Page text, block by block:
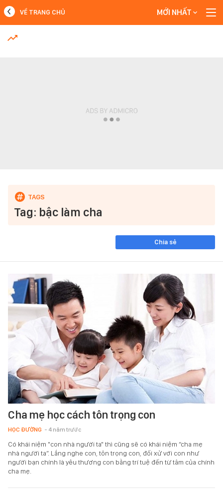
MỚI NHẤT
VỀ TRANG CHỦ MỚI NHẤT
Tag: bậc làm cha
Chia sẻ
Cha mẹ học cách tôn trọng con
HỌC ĐƯỜNG - 4 năm trước
Có khái niệm "con nhà người ta" thì cũng sẽ có khái niệm “cha mẹ
nhà người ta”. Lắng nghe con, tôn trọng con, đối xử với con như
người bạn chính là yêu thương con bằng trí tuệ đến từ tâm của chính
cha mẹ.